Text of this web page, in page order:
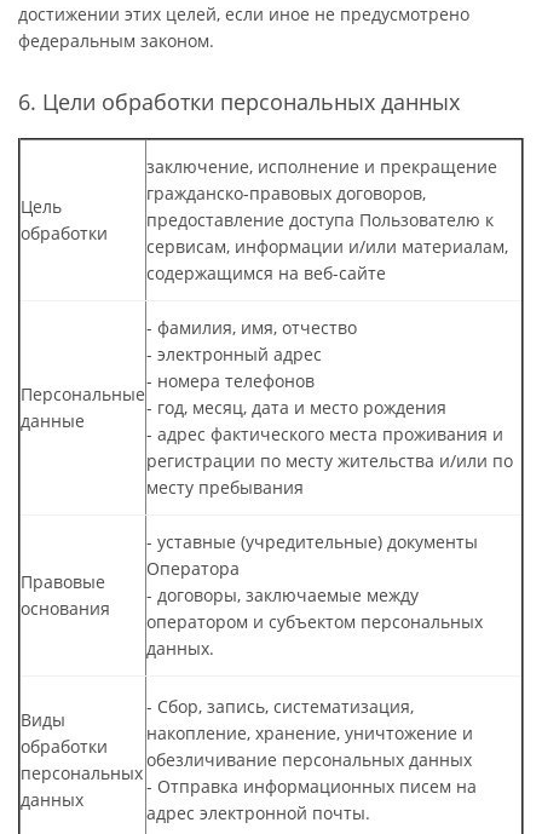
достижении этих целей, если иное не предусмотрено
федеральным законом.
6. Цели обработки персональных данных
Цель
обработки
заключение, исполнение и прекращение
гражданско-правовых договоров,
предоставление доступа Пользователю к
сервисам, информации и/или материалам,
содержащимся на веб-сайте
Персональные
данные
- фамилия, имя, отчество
- электронный адрес
- номера телефонов
- год, месяц, дата и место рождения
- адрес фактического места проживания и
регистрации по месту жительства и/или по
месту пребывания
Правовые
основания
- уставные (учредительные) документы
Оператора
- договоры, заключаемые между
оператором и субъектом персональных
данных.
Виды
обработки
персональных
данных
- Сбор, запись, систематизация,
накопление, хранение, уничтожение и
обезличивание персональных данных
- Отправка информационных писем на
адрес электронной почты.